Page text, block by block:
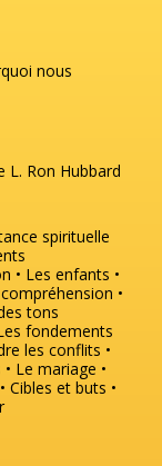
nous
L. Ron Hubbard
spirituelle
Les enfants
tons
fondements
les conflits
Le mariage
Cibles et buts